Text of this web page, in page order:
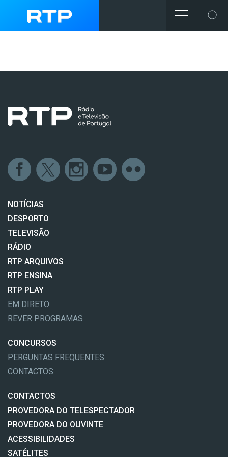
NOTÍCIAS
DESPORTO
TELEVISÃO
RÁDIO
RTP ARQUIVOS
RTP ENSINA
RTP PLAY
EM DIRETO
REVER PROGRAMAS
CONCURSOS
PERGUNTAS FREQUENTES
CONTACTOS
CONTACTOS
PROVEDORA DO TELESPECTADOR
PROVEDORA DO OUVINTE
ACESSIBILIDADES
SATÉLITES